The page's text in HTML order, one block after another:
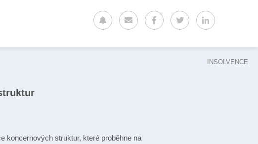
INSOLVENCE
koncernových struktur, které proběhne na